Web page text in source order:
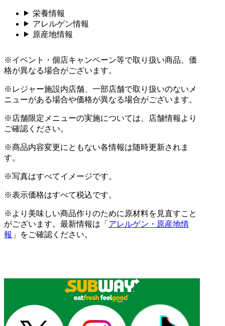
栄養情報
アレルゲン情報
原産地情報
※イベント・個店キャンペーン等で取り扱い商品、価
格が異なる場合がございます。
※レジャー施設内店舗、一部店舗で取り扱いのないメ
ニューがある場合や価格が異なる場合がございます。
※店舗限定メニューの実施については、店舗情報より
ご確認ください。
※商品内容変更にともない各情報は随時更新されま
す。
※写真はすべてイメージです。
※表示価格はすべて税込です。
※より美味しい商品作りのために原材料を見直すこと
がございます。最新情報は「 アレルゲン・原産地情
報 」をご確認ください。